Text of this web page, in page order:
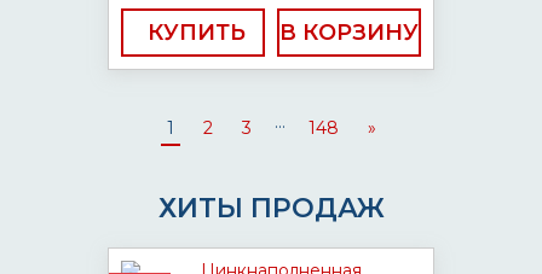
КУПИТЬ
1 2 3 ... 148 »
ХИТЫ ПРОДАЖ